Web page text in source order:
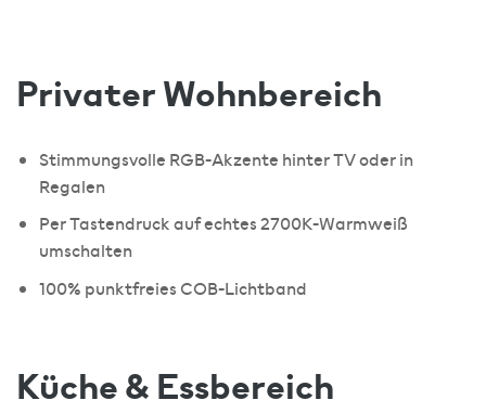
Privater Wohnbereich
Stimmungsvolle RGB-Akzente hinter TV oder in
Regalen
Per Tastendruck auf echtes 2700K-Warmweiß
umschalten
100% punktfreies COB-Lichtband
Küche & Essbereich